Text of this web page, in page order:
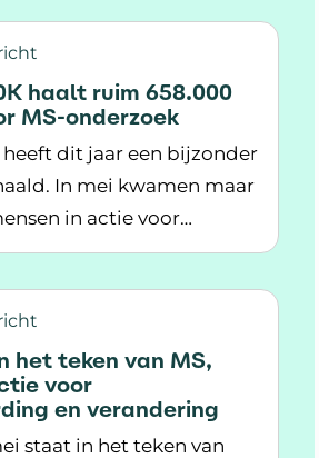
haalt ruim 658.000
MS-onderzoek
heeft dit jaar een bijzonder
In mei kwamen maar
in actie voor
MS. Samen haalden zij
Nederland ooit met deze
is opgehaald.
The May 50K haalt ruim
het teken van MS,
voor
en verandering
staat in het teken van